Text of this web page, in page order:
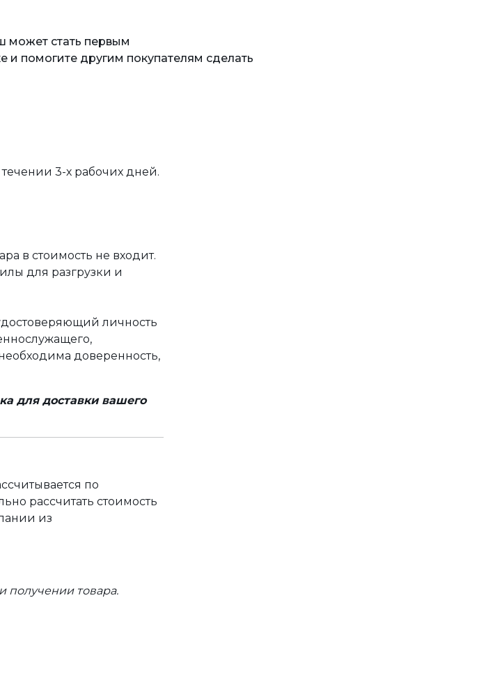
может стать первым
помогите другим покупателям сделать
течении 3-х рабочих дней.
в стоимость не входит.
для разгрузки и
личность
доверенность,
для доставки вашего
по
рассчитать стоимость
из
получении товара.